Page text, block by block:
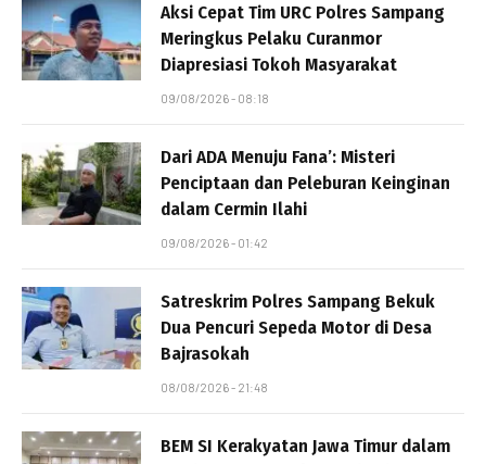
Aksi Cepat Tim URC Polres Sampang
Meringkus Pelaku Curanmor
Diapresiasi Tokoh Masyarakat
09/08/2026 - 08:18
Dari ADA Menuju Fana’: Misteri
Penciptaan dan Peleburan Keinginan
dalam Cermin Ilahi
09/08/2026 - 01:42
Satreskrim Polres Sampang Bekuk
Dua Pencuri Sepeda Motor di Desa
Bajrasokah
08/08/2026 - 21:48
BEM SI Kerakyatan Jawa Timur dalam